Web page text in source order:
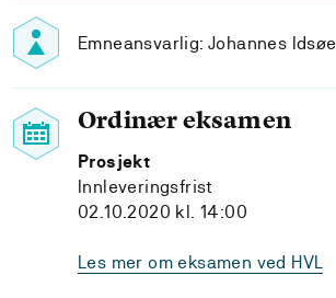
Emneansvarlig: Johannes Idsøe
Ordinær eksamen
Prosjekt
Innleveringsfrist
02.10.2020 kl. 14:00
Les mer om eksamen ved HVL